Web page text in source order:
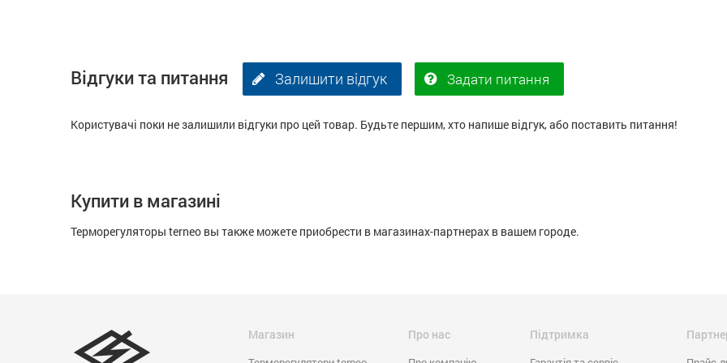
Відгуки та питання Залишити відгук Задати питання
Користувачі поки не залишили відгуки про цей товар. Будьте першим, хто напише відгук, або поставить питання!
Купити в магазині
Терморегуляторы terneo вы также можете приобрести в магазинах-партнерах в вашем городе.
Магазин Про нас Підтримка